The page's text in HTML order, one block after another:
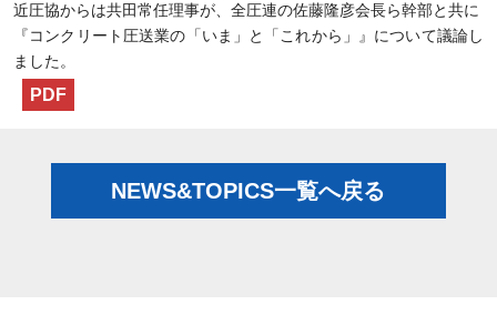
近圧協からは共田常任理事が、全圧連の佐藤隆彦会長ら幹部と共に
『コンクリート圧送業の「いま」と「これから」』について議論し
ました。
PDF
NEWS&TOPICS一覧へ戻る